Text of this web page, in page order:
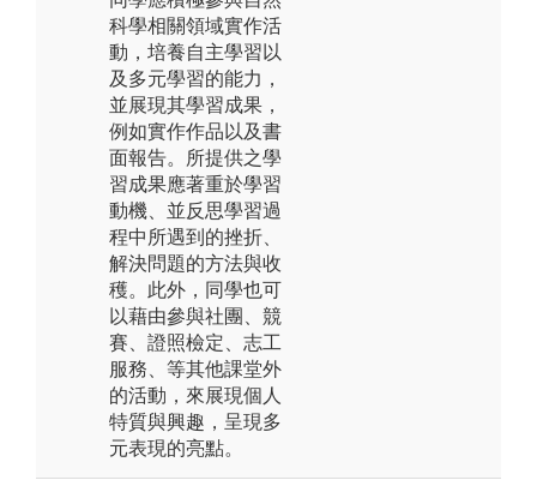
科學相關領域實作活
動，培養自主學習以
及多元學習的能力，
並展現其學習成果，
例如實作作品以及書
面報告。所提供之學
習成果應著重於學習
動機、並反思學習過
程中所遇到的挫折、
解決問題的方法與收
穫。此外，同學也可
以藉由參與社團、競
賽、證照檢定、志工
服務、等其他課堂外
的活動，來展現個人
特質與興趣，呈現多
元表現的亮點。